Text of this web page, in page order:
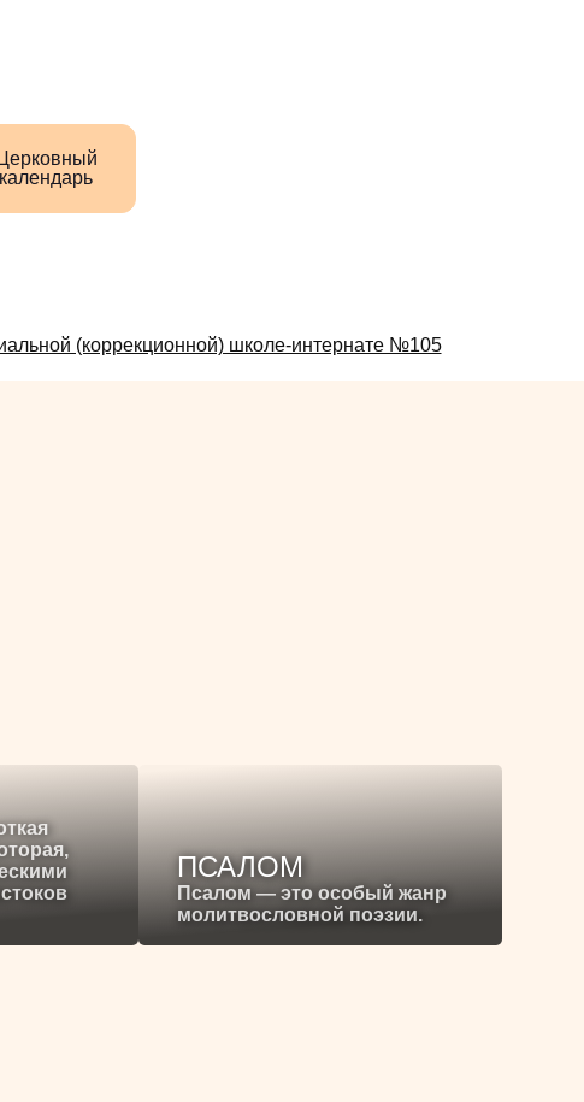
Церковный
календарь
(коррекционной) школе-интернате №105
ПСАЛОМ
Псалом — это особый жанр
молитвословной поэзии.